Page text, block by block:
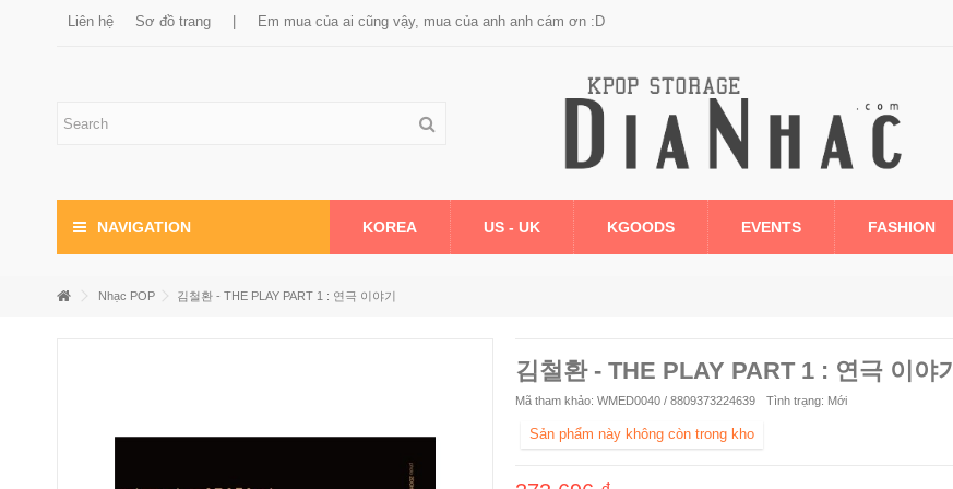
Liên hệ Sơ đồ trang Em mua của ai cũng vậy, mua của anh anh cám ơn :D
NAVIGATION KOREA US - UK KGOODS EVENTS FASHION
Nhạc POP 김철환 - THE PLAY PART 1 : 연극 이야기
김철환 - THE PLAY PART 1 : 연극 이야기
Mã tham khảo: WMED0040 / 8809373224639 Tình trạng: Mới
Sản phẩm này không còn trong kho